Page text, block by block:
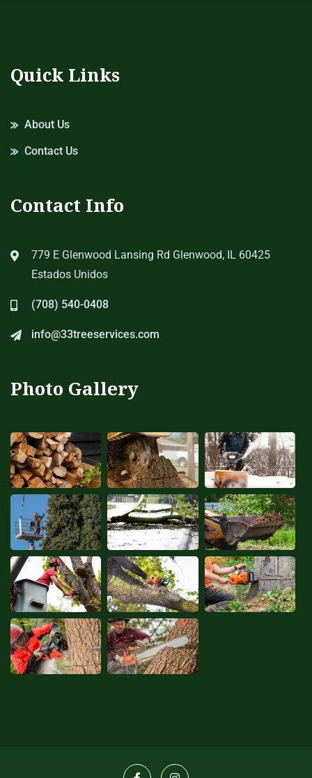
Quick Links
About Us
Contact Us
Contact Info
779 E Glenwood Lansing Rd Glenwood, IL 60425
Estados Unidos
(708) 540-0408
info@33treeservices.com
Photo Gallery